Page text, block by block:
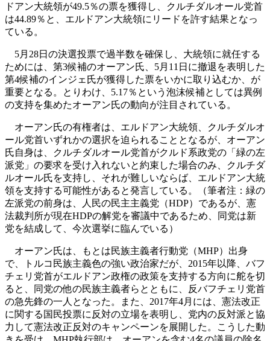
ドアン大統領が49.5％の票を獲得し、クルチダルオール党首
は44.89％と、エルドアン大統領にリードを許す結果となっ
ている。
5月28日の決選投票で過半数を確保し、大統領に就任する
ためには、第3候補のオーアン氏、5月11日に撤退を表明した
第4候補のインジェ氏が獲得した票をいかに取り込むか、が
重要となる。とりわけ、5.17％という泡沫候補としては異例
の支持を集めたオーアン氏の動向が注目されている。
オーアン氏の有権者は、エルドアン大統領、クルチダルオ
ール党首いずれかの選択を迫られることとなるが、オーアン
氏自身は、クルチダルオール党首がクルド系政党の「緑の左
派党」の要求を受け入れないと約束した場合のみ、クルチダ
ルオール氏を支持し、それが難しいならば、エルドアン大統
領を支持する可能性があると発言している。（筆者注：緑の
左派党の前身は、人民の民主主義党（HDP）であるが、憲
法裁判所が現在HDPの解党を審議中であるため、同党は新
党を結成して、今次選挙に臨んでいる）
オーアン氏は、もとは民族主義者行動党（MHP）出身
で、トルコ民族主義色の強い政治家だが、2015年以降、バフ
チェリ党首がエルドアン政権の政策を支持する方向に舵を切
ると、同党の他の民族主義者らとともに、反バフチェリ党首
の急先鋒の一人となった。また、2017年4月には、憲法改正
に関する国民投票に反対の立場を表明し、党内の反対派と協
力して憲法改正反対のキャンペーンを展開した。こうした動